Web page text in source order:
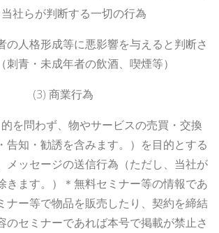
社らが判断する一切の行為
の人格形成等に悪影響を与えると判断さ
刺青・未成年者の飲酒、喫煙等）
(3) 商業行為
を問わず、物やサービスの売買・交換
告知・勧誘を含みます。）を目的とする
メッセージの送信行為（ただし、当社が
きます。）＊無料セミナー等の情報であ
ナー等で物品を販売したり、契約を締結
のセミナーであれば本号で掲載が禁止さ